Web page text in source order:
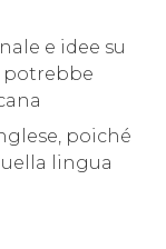
e idee su
potrebbe
poiché
lingua